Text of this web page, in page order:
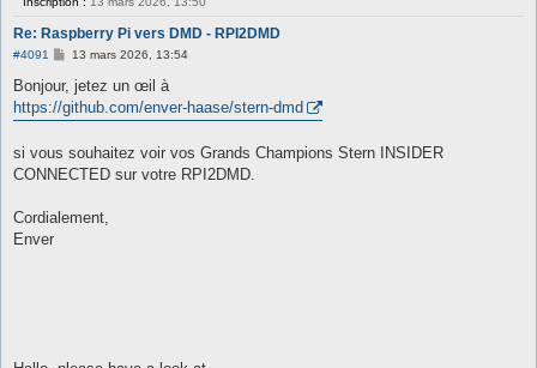
Re: Raspberry Pi vers DMD - RPI2DMD
#4091
M
s
a
g
13 mars 2026, 13:54
Bonjour, jetez un œil à
https://github.com/enver-haase/stern-dmd
si vous souhaitez voir vos Grands Champions Stern INSIDER
CONNECTED sur votre RPI2DMD.
Cordialement,
Enver